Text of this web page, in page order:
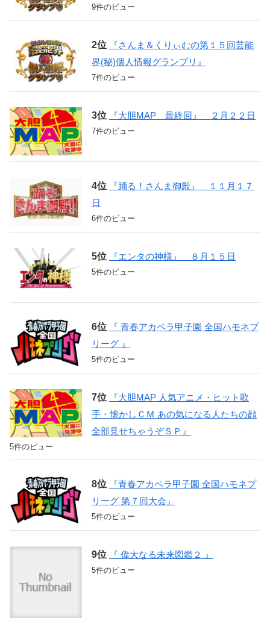
9件のビュー
『さんま＆くりぃむの第１５回芸能
界(秘)個人情報グランプリ』
7件のビュー
『大胆MAP 最終回』 ２月２２日
7件のビュー
『踊る！さんま御殿』 １１月１７
日
6件のビュー
『エンタの神様』 ８月１５日
5件のビュー
『 青春アカペラ甲子園 全国ハモネプ
リーグ 』
5件のビュー
『大胆MAP 人気アニメ・ヒット歌
手・懐かしＣＭ あの気になる人たちの顔
全部見せちゃうぞＳＰ』
5件のビュー
『青春アカペラ甲子園 全国ハモネプ
リーグ 第７回大会』
5件のビュー
『 偉大なる未来図鑑２ 』
5件のビュー